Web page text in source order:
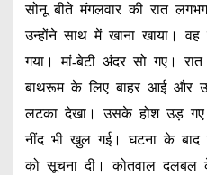
सोनू बीते मंगलवार की रात
उन्होंने साथ में खाना खाया।
गया। मां-बेटी अंदर सो गए।
बाथरूम के लिए बाहर आई
लटका देखा। उसके होश उड़
नींद भी खुल गई। घटना के बाद
को सूचना दी। कोतवाल